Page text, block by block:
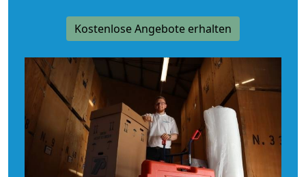
Kostenlose Angebote erhalten